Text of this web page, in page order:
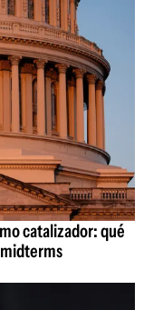
catalizador: qué
midterms